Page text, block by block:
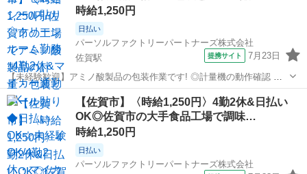
時給1,250円
日払い
パーソルファクトリーパートナーズ株式会社
佐賀駅
提携サイト 7月23日
【未経験歓迎】アミノ酸製品の包装作業です! ◎計量機の動作確認 ◎
製品の運搬 ◎シール作業 ◎アミノ酸(粉)をタンクから必要量に分ける
◎カンタンな業務ですので初めての方も大歓迎! ◎残業なしでプライベ
ートの時間も確保◎ ...
佐賀 佐賀市 佐賀駅 仕分け
【佐賀市】〈時給1,250円〉4勤2休&日払い
OK◎佐賀市の大手食品工場で調味…
時給1,250円
日払い
パーソルファクトリーパートナーズ株式会社